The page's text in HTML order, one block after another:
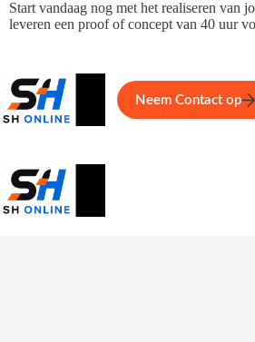
Ga
naar
Start vandaag nog met het realiseren van
leveren een proof of concept van 40 uur
Home Service
Neem Contact op